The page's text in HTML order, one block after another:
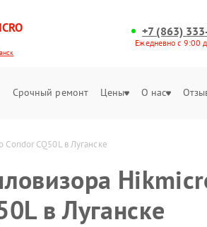
+7 (863)
Ежедневно с 9:00
Срочный ремонт Цены О нас
CQ50L в Луганске
в Луганске